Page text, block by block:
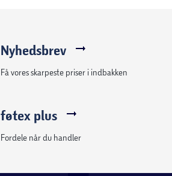
Nyhedsbrev
Få vores skarpeste priser i indbakken
føtex plus
Fordele når du handler